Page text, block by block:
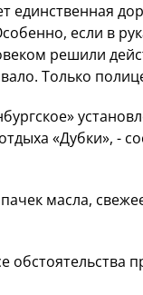
единственная
если в
решили
Только
«Дубки», -
масла,